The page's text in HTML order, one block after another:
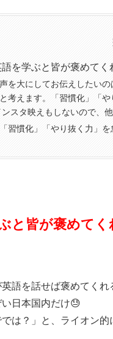
を学ぶと皆が褒めてく
を大にしてお伝えしたい
考えます。「習慣化」「
スタ映えもしないので、
習慣化」「やり抜く力」
と皆が褒めて
語を話せば褒めてくれ
日本国内だけ😓
は？」と、ライオン的